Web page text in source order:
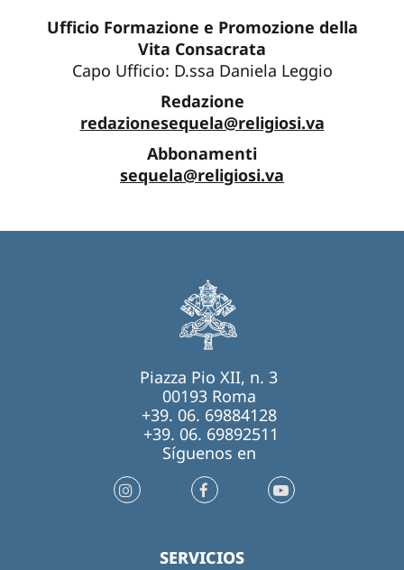
Ufficio Formazione e Promozione della
Vita Consacrata
Capo Ufficio: D.ssa Daniela Leggio
Redazione
redazionesequela@religiosi.va
Abbonamenti
sequela@religiosi.va
Piazza Pio XII, n. 3
00193 Roma
+39. 06. 69884128
+39. 06. 69892511
Síguenos en
SERVICIOS